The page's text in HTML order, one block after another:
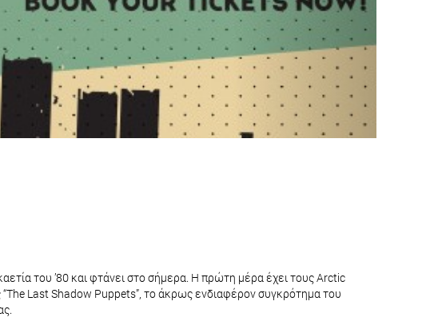
του ’80 και φτάνει στο σήμερα. Η πρώτη μέρα έχει τους Arctic
Last Shadow Puppets”, το άκρως ενδιαφέρον συγκρότημα του